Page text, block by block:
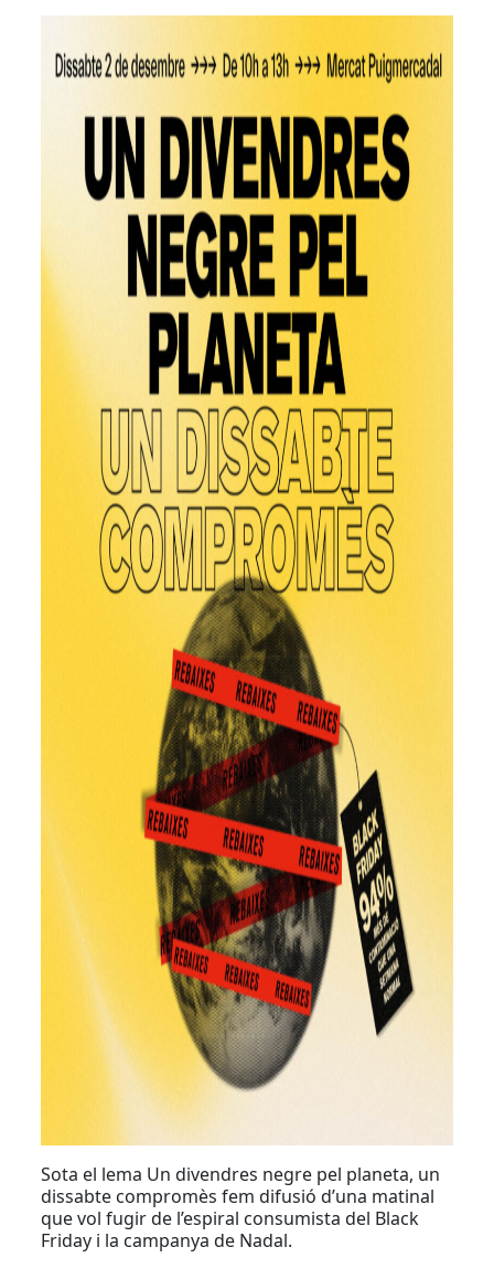
Sota el lema Un divendres negre pel planeta, un
dissabte compromès fem difusió d’una matinal
que vol fugir de l’espiral consumista del Black
Friday i la campanya de Nadal.